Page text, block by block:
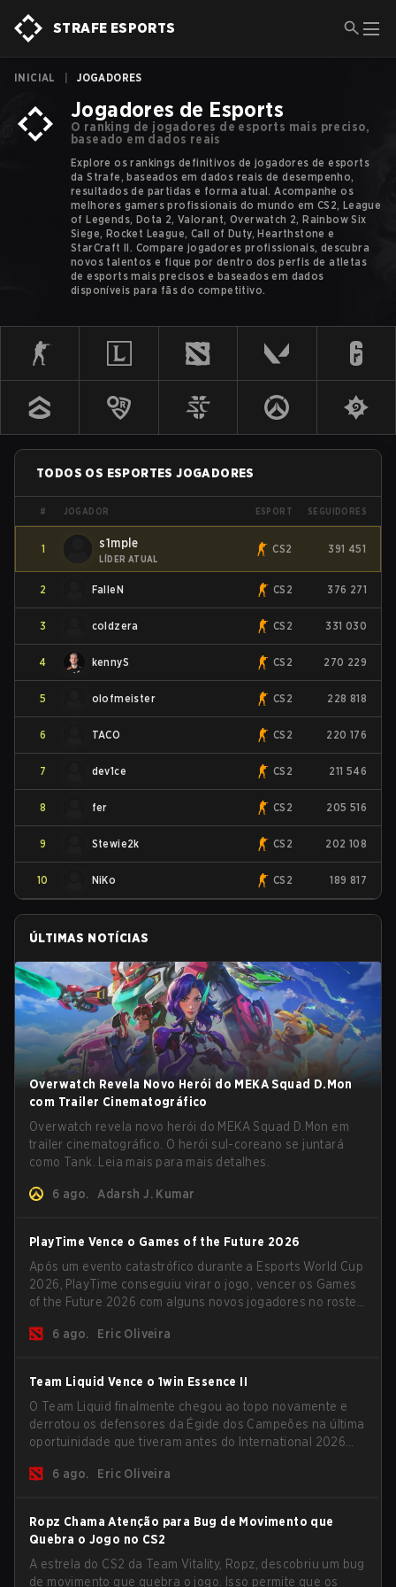
STRAFE ESPORTS
INICIAL JOGADORES
Jogadores de Esports
O ranking de jogadores de esports mais preciso,
baseado em dados reais
Explore os rankings definitivos de jogadores de esports
da Strafe, baseados em dados reais de desempenho,
resultados de partidas e forma atual. Acompanhe os
melhores gamers profissionais do mundo em CS2, League
of Legends, Dota 2, Valorant, Overwatch 2, Rainbow Six
Siege, Rocket League, Call of Duty, Hearthstone e
StarCraft II. Compare jogadores profissionais, descubra
novos talentos e fique por dentro dos perfis de atletas
de esports mais precisos e baseados em dados
disponíveis para fãs do competitivo.
TODOS OS ESPORTES JOGADORES
# JOGADOR ESPORT SEGUIDORES
1 s1mple
LÍDER ATUAL
CS2 391 451
2 FalleN CS2 376 271
3 coldzera CS2 331 030
4 kennyS CS2 270 229
5 olofmeister CS2 228 818
6 TACO CS2 220 176
7 dev1ce CS2 211 546
8 fer CS2 205 516
9 Stewie2k CS2 202 108
10 NiKo CS2 189 817
ÚLTIMAS NOTÍCIAS
Overwatch Revela Novo Herói do MEKA Squad D.Mon
com Trailer Cinematográfico
Overwatch revela novo herói do MEKA Squad D.Mon em
trailer cinematográfico. O herói sul-coreano se juntará
como Tank. Leia mais para mais detalhes.
6 ago. Adarsh J. Kumar
PlayTime Vence o Games of the Future 2026
Após um evento catastrófico durante a Esports World Cup
2026, PlayTime conseguiu virar o jogo, vencer os Games
of the Future 2026 com alguns novos jogadores no roster
da nova temporada.
6 ago. Eric Oliveira
Team Liquid Vence o 1win Essence II
O Team Liquid finalmente chegou ao topo novamente e
derrotou os defensores da Égide dos Campeões na última
oportuinidade que tiveram antes do International 2026
conquistar uma chance de glória eterna.
6 ago. Eric Oliveira
Ropz Chama Atenção para Bug de Movimento que
Quebra o Jogo no CS2
A estrela do CS2 da Team Vitality, Ropz, descobriu um bug
de movimento que quebra o jogo. Isso permite que os